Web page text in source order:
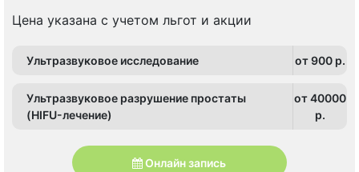
Цена указана с учетом льгот и акции
Ультразвуковое исследование от 900 p.
Ультразвуковое разрушение простаты
(HIFU-лечение)
от 40000
p.
Онлайн запись